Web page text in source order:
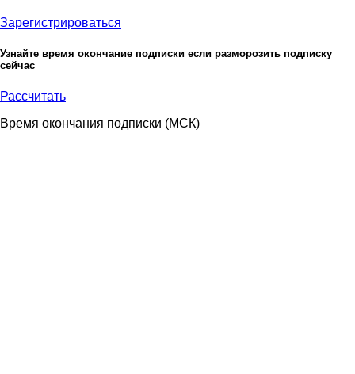
Зарегистрироваться
Узнайте время окончание подписки если разморозить подписку
сейчас
Рассчитать
Время окончания подписки (МСК)